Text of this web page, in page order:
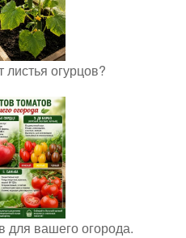
огурцов?
для вашего огорода.